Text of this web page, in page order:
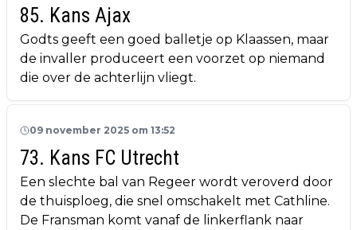
85. Kans Ajax
Godts geeft een goed balletje op Klaassen, maar
de invaller produceert een voorzet op niemand
die over de achterlijn vliegt.
09 november 2025 om 13:52
73. Kans FC Utrecht
Een slechte bal van Regeer wordt veroverd door
de thuisploeg, die snel omschakelt met Cathline.
De Fransman komt vanaf de linkerflank naar